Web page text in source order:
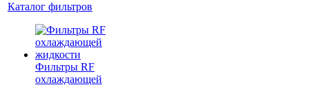
Каталог фильтров
Фильтры RF
охлаждающей